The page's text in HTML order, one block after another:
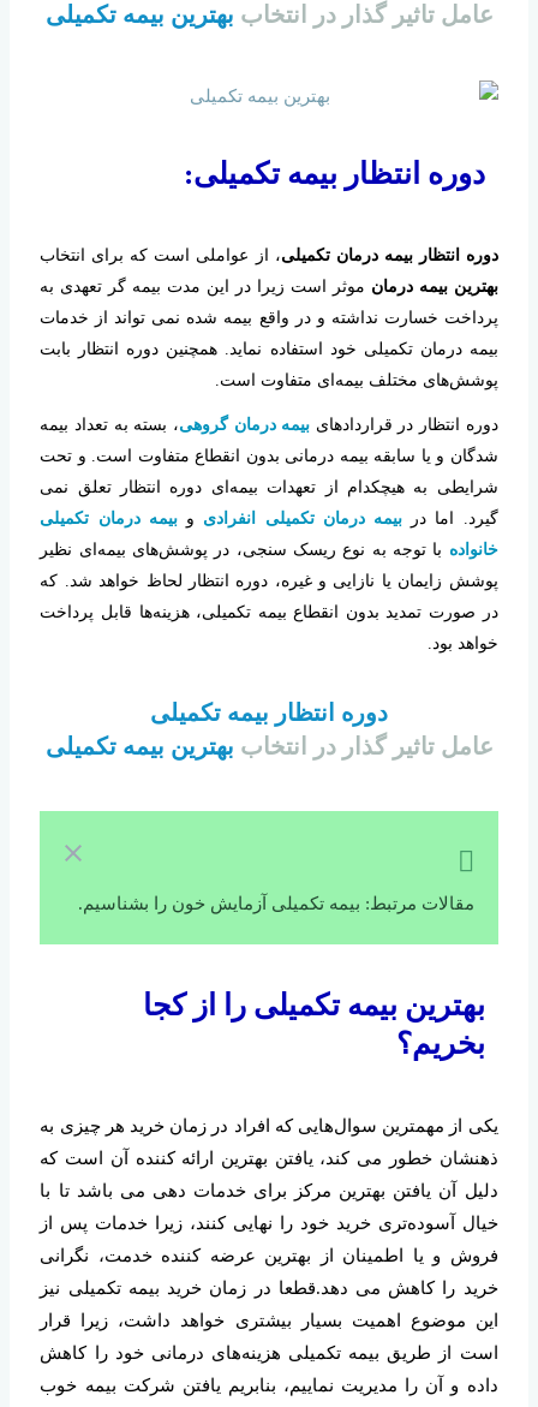
عامل تاثیر گذار در انتخاب بهترین بیمه تکمیلی
دوره انتظار بیمه تکمیلی:
دوره انتظار بیمه درمان تکمیلی، از عواملی است که برای انتخاب
بهترین بیمه درمان موثر است زیرا در این مدت بیمه گر تعهدی به
پرداخت خسارت نداشته و در واقع بیمه شده نمی تواند از خدمات
بیمه درمان تکمیلی خود استفاده نماید. همچنین دوره انتظار بابت
پوشش‌های مختلف بیمه‌ای متفاوت است.
دوره انتظار در قراردادهای بیمه درمان گروهی، بسته به تعداد بیمه
شدگان و یا سابقه بیمه درمانی بدون انقطاع متفاوت است. و تحت
شرایطی به هیچکدام از تعهدات بیمه‌ای دوره انتظار تعلق نمی
گیرد. اما دربیمه درمان تکمیلی انفرادی وبیمه درمان تکمیلی
خانواده با توجه به نوع ریسک سنجی، در پوشش‌های بیمه‌ای نظیر
پوشش زایمان یا نازایی و غیره، دوره انتظار لحاظ خواهد شد. که
در صورت تمدید بدون انقطاع بیمه تکمیلی، هزینه‌ها قابل پرداخت
خواهد بود.
دوره انتظار بیمه تکمیلی
عامل تاثیر گذار در انتخاب بهترین بیمه تکمیلی
مقالات مرتبط: بیمه تکمیلی آزمایش خون را بشناسیم.
بهترین بیمه تکمیلی را از کجا
بخریم؟
یکی از مهمترین سوال‌هایی که افراد در زمان خرید هر چیزی به
ذهنشان خطور می کند، یافتن بهترین ارائه کننده آن است که
دلیل آن یافتن بهترین مرکز برای خدمات دهی می باشد تا با
خیال آسوده‌تری خرید خود را نهایی کنند، زیرا خدمات پس از
فروش و یا اطمینان از بهترین عرضه کننده خدمت، نگرانی
خرید را کاهش می دهد.قطعا در زمان خرید بیمه تکمیلی نیز
این موضوع اهمیت بسیار بیشتری خواهد داشت، زیرا قرار
است از طریق بیمه تکمیلی هزینه‌های درمانی خود را کاهش
داده و آن را مدیریت نماییم، بنابریم یافتن شرکت بیمه خوب